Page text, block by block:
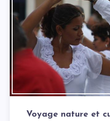
Voyage nature et